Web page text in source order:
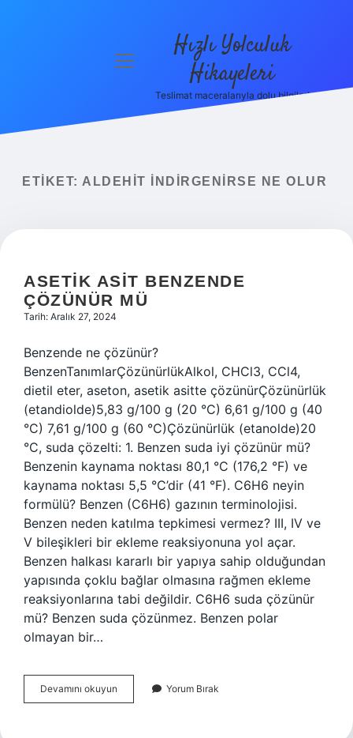
menüyü
Hızlı Yolculuk
Hikayeleri
Teslimat maceralarıyla dolu bilgiler!
ETIKET: ALDEHIT INDIRGENIRSE NE OLUR
ASETIK ASIT BENZENDE
ÇÖZÜNÜR MÜ
Tarih: Aralık 27, 2024
Benzende ne çözünür?
BenzenTanımlarÇözünürlükAlkol, CHCl3, CCl4,
dietil eter, aseton, asetik asitte çözünürÇözünürlük
(etandiolde)5,83 g/100 g (20 °C) 6,61 g/100 g (40
°C) 7,61 g/100 g (60 °C)Çözünürlük (etanolde)20
°C, suda çözelti: 1. Benzen suda iyi çözünür mü?
Benzenin kaynama noktası 80,1 °C (176,2 °F) ve
kaynama noktası 5,5 °C’dir (41 °F). C6H6 neyin
formülü? Benzen (C6H6) gazının terminolojisi.
Benzen neden katılma tepkimesi vermez? III, IV ve
V bileşikleri bir ekleme reaksiyonuna yol açar.
Benzen halkası kararlı bir yapıya sahip olduğundan
yapısında çoklu bağlar olmasına rağmen ekleme
reaksiyonlarına tabi değildir. C6H6 suda çözünür
mü? Benzen suda çözünmez. Benzen polar
olmayan bir…
Devamını okuyun
Asit
Yorum Bırak